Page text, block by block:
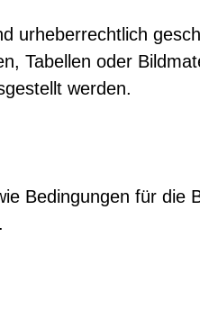
urheberrechtlich
Tabellen oder
werden.
Bedingungen für